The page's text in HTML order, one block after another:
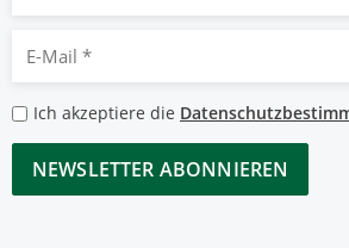
Mail
*
Datenschutzbestimmungen
*
Ich akzeptiere die
CAPTCHA